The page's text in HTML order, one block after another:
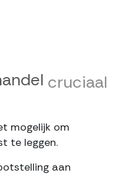
cruciaal
mogelijk om
te leggen.
aan